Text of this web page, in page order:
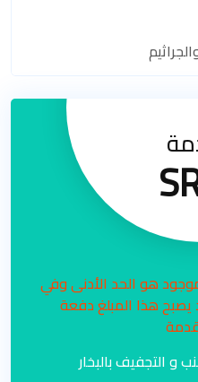
هو الحد الأدنى وفي
يصبح هذا المبلغ دفعة
و التجفيف بالبخار